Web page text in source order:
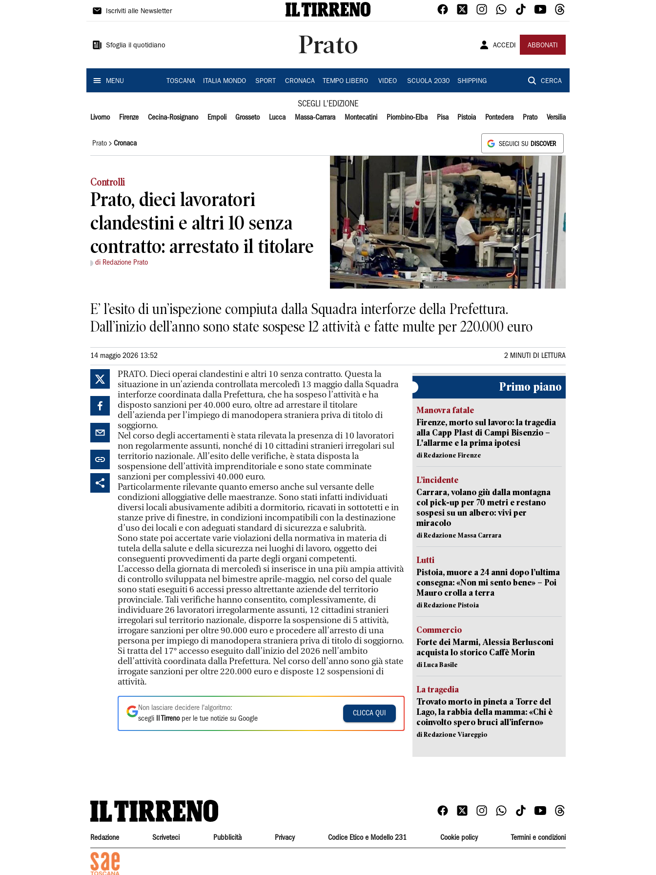
Il
Iscriviti alle Newsletter
Sfoglia il quotidiano Prato ACCEDI ABBONATI
MENU TOSCANA ITALIA MONDO SPORT CRONACA TEMPO LIBERO VIDEO SCUOLA 2030 SHIPPING CERCA
SCEGLI L'EDIZIONE
Livorno Firenze Cecina-Rosignano Empoli Grosseto Lucca Massa-Carrara Montecatini Piombino-Elba Pisa Pistoia Pontedera Prato Versilia
Prato Cronaca SEGUICI SU DISCOVER
Controlli
Prato, dieci lavoratori
clandestini e altri 10 senza
contratto: arrestato il titolare
di Redazione Prato
E’ l’esito di un’ispezione compiuta dalla Squadra interforze della Prefettura.
Dall’inizio dell’anno sono state sospese 12 attività e fatte multe per 220.000 euro
14 maggio 2026 13:52 2 MINUTI DI LETTURA
PRATO. Dieci operai clandestini e altri 10 senza contratto. Questa la
situazione in un’azienda controllata mercoledì 13 maggio dalla Squadra
interforze coordinata dalla Prefettura, che ha sospeso l’attività e ha
disposto sanzioni per 40.000 euro, oltre ad arrestare il titolare
dell’azienda per l’impiego di manodopera straniera priva di titolo di
soggiorno.
Nel corso degli accertamenti è stata rilevata la presenza di 10 lavoratori
non regolarmente assunti, nonché di 10 cittadini stranieri irregolari sul
territorio nazionale. All’esito delle verifiche, è stata disposta la
sospensione dell’attività imprenditoriale e sono state comminate
sanzioni per complessivi 40.000 euro.
Particolarmente rilevante quanto emerso anche sul versante delle
condizioni alloggiative delle maestranze. Sono stati infatti individuati
diversi locali abusivamente adibiti a dormitorio, ricavati in sottotetti e in
stanze prive di finestre, in condizioni incompatibili con la destinazione
d’uso dei locali e con adeguati standard di sicurezza e salubrità.
Sono state poi accertate varie violazioni della normativa in materia di
tutela della salute e della sicurezza nei luoghi di lavoro, oggetto dei
conseguenti provvedimenti da parte degli organi competenti.
L’accesso della giornata di mercoledì si inserisce in una più ampia attività
di controllo sviluppata nel bimestre aprile-maggio, nel corso del quale
sono stati eseguiti 6 accessi presso altrettante aziende del territorio
provinciale. Tali verifiche hanno consentito, complessivamente, di
individuare 26 lavoratori irregolarmente assunti, 12 cittadini stranieri
irregolari sul territorio nazionale, disporre la sospensione di 5 attività,
irrogare sanzioni per oltre 90.000 euro e procedere all’arresto di una
persona per impiego di manodopera straniera priva di titolo di soggiorno.
Si tratta del 17° accesso eseguito dall’inizio del 2026 nell’ambito
dell’attività coordinata dalla Prefettura. Nel corso dell’anno sono già state
irrogate sanzioni per oltre 220.000 euro e disposte 12 sospensioni di
attività.
Non lasciare decidere l'algoritmo:
scegli
Il Tirrenoper le tue notizie su Google
CLICCA QUI
Primo piano
Manovra fatale
Firenze, morto sul lavoro: la tragedia
alla Capp Plast di Campi Bisenzio –
L'allarme e la prima ipotesi
di Redazione Firenze
L’incidente
Carrara, volano giù dalla montagna
col pick-up per 70 metri e restano
sospesi su un albero: vivi per
miracolo
di Redazione Massa Carrara
Lutti
Pistoia, muore a 24 anni dopo l’ultima
consegna: «Non mi sento bene» – Poi
Mauro crolla a terra
di Redazione Pistoia
Commercio
Forte dei Marmi, Alessia Berlusconi
acquista lo storico Caffè Morin
di Luca Basile
La tragedia
Trovato morto in pineta a Torre del
Lago, la rabbia della mamma: «Chi è
coinvolto spero bruci all’inferno»
di Redazione Viareggio
Redazione Scriveteci Pubblicità Privacy Codice Etico e Modello 231 Cookie policy Termini e condizioni